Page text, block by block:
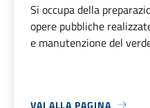
Si occupa della
opere pubbliche
e manutenzione del
VAI ALLA PAGINA